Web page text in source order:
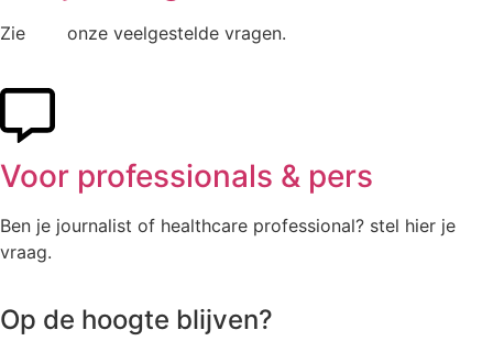
Zie onze veelgestelde vragen.
Voor professionals & pers
Ben je journalist of healthcare professional? stel hier je
vraag.
Op de hoogte blijven?